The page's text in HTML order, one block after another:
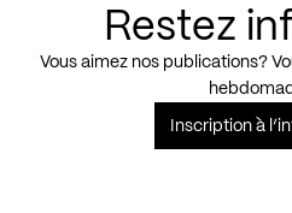
Restez
Vous aimez nos publications?
Inscription à